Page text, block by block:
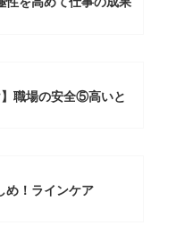
】職場の安全⑤高いと
め！ラインケア